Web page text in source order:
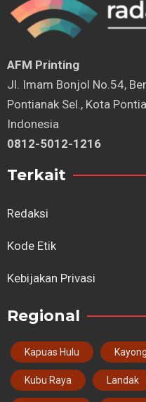
AFM Printing
⁠Jl. Imam Bonjol No.54,
Pontianak Sel., Kota
Indonesia
0812-5012-1216
Terkait
Redaksi
Kode Etik
Kebijakan Privasi
Regional
Kapuas Hulu
Kubu Raya Landak